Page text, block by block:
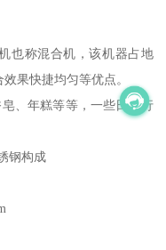
也称混合机，该机器占地
果快捷均匀等优点。
糕等等，一些日化行
构成